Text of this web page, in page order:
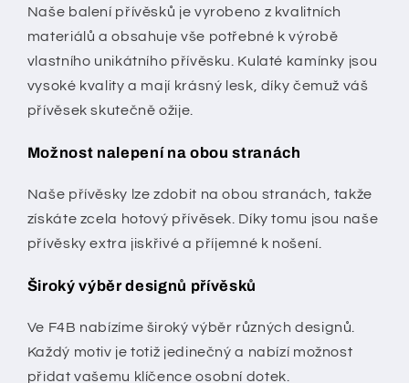
Naše balení přívěsků je vyrobeno z kvalitních
materiálů a obsahuje vše potřebné k výrobě
vlastního unikátního přívěsku. Kulaté kamínky jsou
vysoké kvality a mají krásný lesk, díky čemuž váš
přívěsek skutečně ožije.
Možnost nalepení na obou stranách
Naše přívěsky lze zdobit na obou stranách, takže
získáte zcela hotový přívěsek. Díky tomu jsou naše
přívěsky extra jiskřivé a příjemné k nošení.
Široký výběr designů přívěsků
Ve F4B nabízíme široký výběr různých designů.
Každý motiv je totiž jedinečný a nabízí možnost
přidat vašemu klíčence osobní dotek.